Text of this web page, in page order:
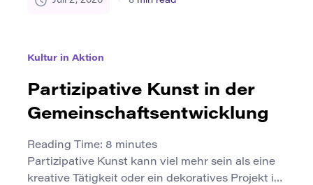
Sprach-, Institutionen- und soziale Netzwerke.
Diese Systeme beeinflussen, wer gesehen […]
Kultur in Aktion
Partizipative Kunst in der
Gemeinschaftsentwicklung
Reading Time: 8 minutes
Partizipative Kunst kann viel mehr sein als eine
kreative Tätigkeit oder ein dekoratives Projekt im